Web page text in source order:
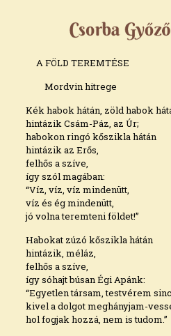
A FÖLD TEREMTÉSE
Mordvin hitrege
Kék habok hátán, zöld habok
hintázik Csám-Páz, az Úr;
habokon ringó kőszikla hátán
hintázik az Erős,
felhős a szíve,
így szól magában:
“Víz, víz, víz mindenütt,
víz és ég mindenütt,
jó volna teremteni földet!”
Habokat zúzó kőszikla hátán
hintázik, méláz,
felhős a szíve,
így sóhajt búsan Égi Apánk:
“Egyetlen társam, testvérem
kivel a dolgot meghányjam-
hol fogjak hozzá, nem is tudom.”